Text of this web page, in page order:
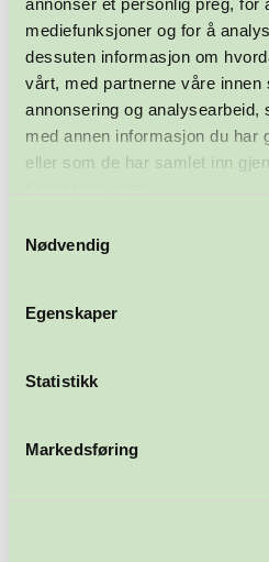
annonser et personlig preg, for
mediefunksjoner og for å
dessuten informasjon om
vårt, med partnerne våre innen
annonsering og analysearbeid,
med annen informasjon du har
eller som de har samlet inn
Nødvendig
Egenskaper
Statistikk
Markedsføring